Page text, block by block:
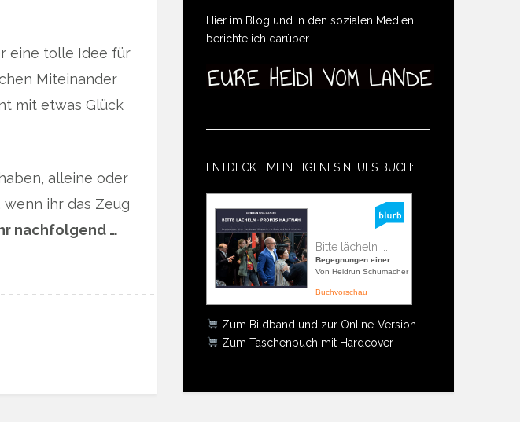
eine tolle Idee für
Miteinander
mit etwas Glück
alleine oder
wenn ihr das Zeug
nachfolgend …
Hier im Blog und in den sozialen Medien
berichte ich darüber.
ENTDECKT MEIN EIGENES NEUES BUCH:
Bitte lächeln ...
Begegnungen einer ...
Von Heidrun Schumacher
Buchvorschau
Zum Bildband und zur Online-Version
Zum Taschenbuch mit Hardcover